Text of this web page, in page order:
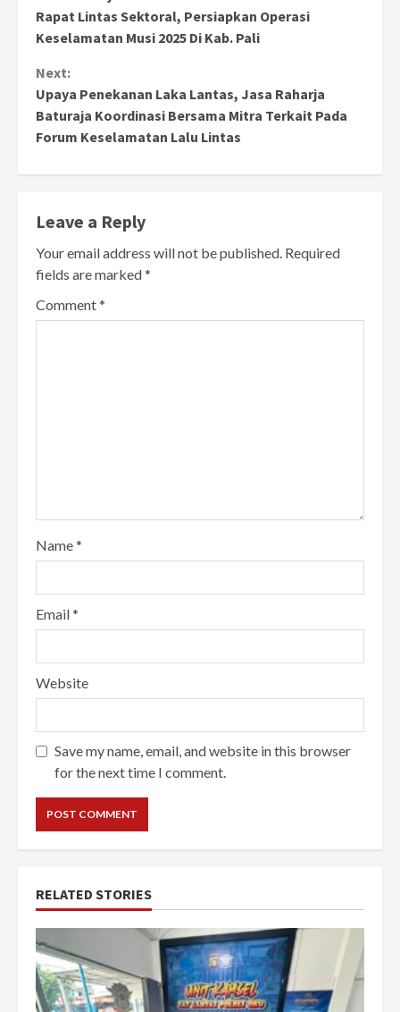
Reading
Rapat Lintas Sektoral, Persiapkan Operasi
Keselamatan Musi 2025 Di Kab. Pali
Next:
Upaya Penekanan Laka Lantas, Jasa Raharja
Baturaja Koordinasi Bersama Mitra Terkait Pada
Forum Keselamatan Lalu Lintas
Leave a Reply
Your email address will not be published. Required
fields are marked*
Comment*
Name*
Email*
Website
Save my name, email, and website in this browser
for the next time I comment.
RELATED STORIES